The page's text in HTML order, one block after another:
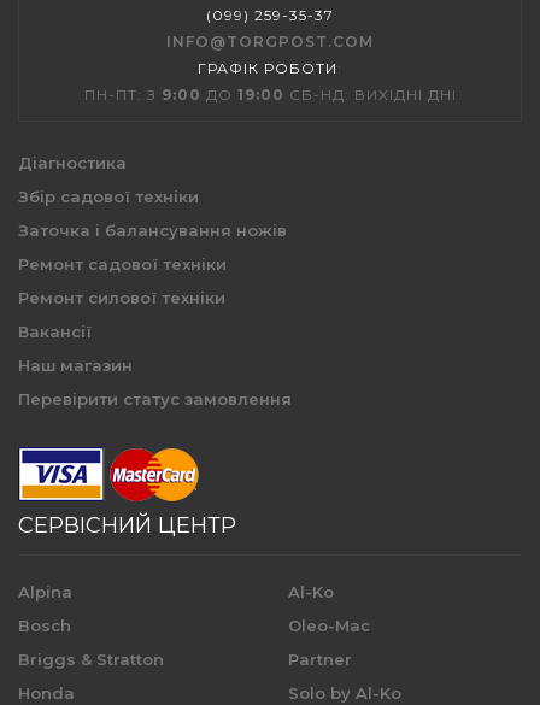
(099) 259-35-37
INFO@TORGPOST.COM
ГРАФІК РОБОТИ :
ПН-ПТ: З 9:00 ДО 19:00 СБ-НД: ВИХІДНІ ДНІ
Діагностика
Збір садової техніки
Заточка і балансування ножів
Ремонт садової техніки
Ремонт силової техніки
Вакансії
Наш магазин
Перевірити статус замовлення
СЕРВІСНИЙ ЦЕНТР
Alpina
Bosch
Briggs & Stratton
Honda
Al-Ko
Oleo-Mac
Partner
Solo by Al-Ko